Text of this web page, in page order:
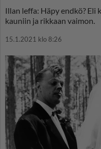
Illan leffa: Häpy endkö? Eli
kauniin ja rikkaan vaimon.
15.1.2021 klo 8:26